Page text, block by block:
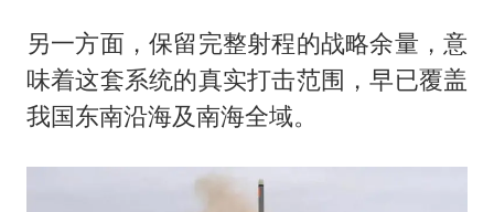
另一方面，保留完整射程的战略余量，意
味着这套系统的真实打击范围，早已覆盖
我国东南沿海及南海全域。